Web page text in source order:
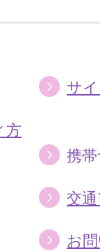
サ
方
携
交
お